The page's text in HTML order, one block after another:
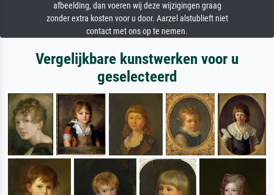
afbeelding, dan voeren wij deze wijzigingen graag
zonder extra kosten voor u door. Aarzel alstublieft niet
contact met ons op te nemen.
Vergelijkbare kunstwerken voor u
geselecteerd